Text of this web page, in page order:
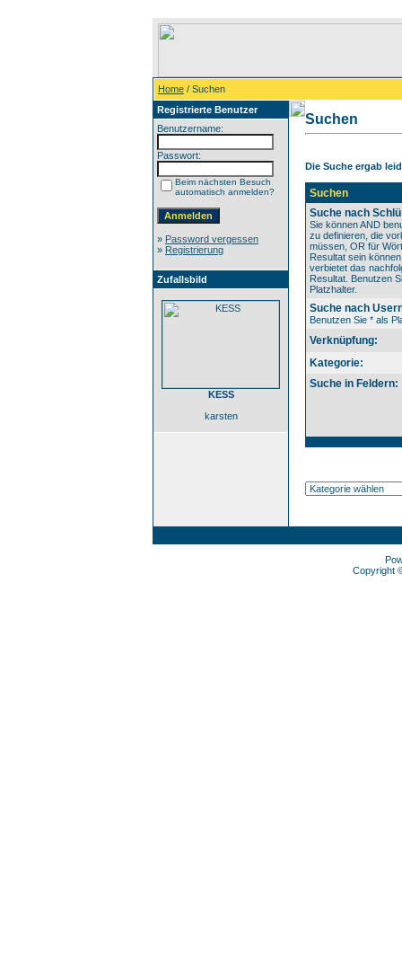
Home / Suchen
Registrierte Benutzer
Benutzername:
Passwort:
Beim nächsten Besuch
automatisch anmelden?
» Password vergessen
» Registrierung
Zufallsbild
KESS
karsten
Suchen
Die Suche ergab
Suchen
Suche nach
Sie können AND
zu definieren, die
müssen, OR für
Resultat sein
verbietet das
Resultat. Benutzen
Platzhalter.
Suche nach
Benutzen Sie * als
Verknüpfung:
Kategorie:
Suche in Feldern:
Copyright